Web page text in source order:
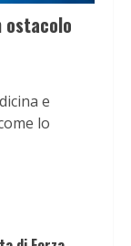
ostacolo
e
lo